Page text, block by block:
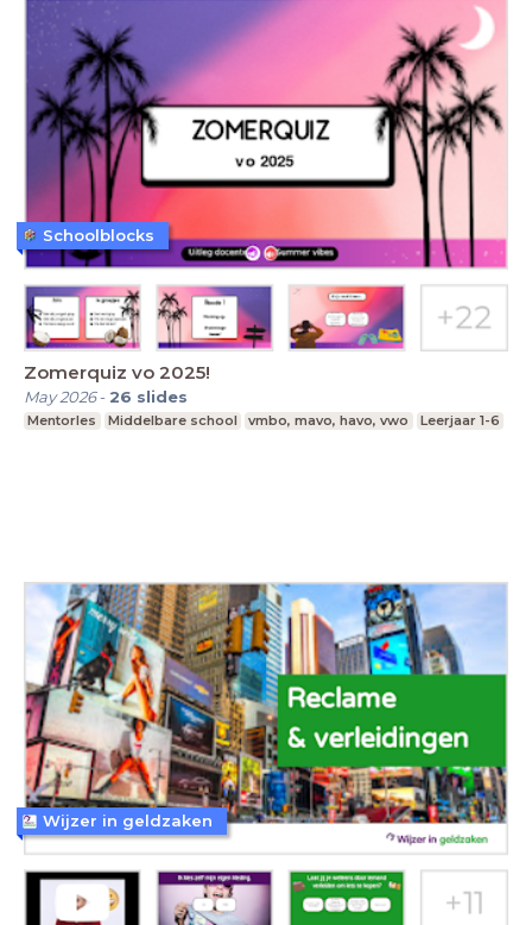
Zomerquiz vo 2025!
May 2026- 26 slides
Mentorles Middelbare school vmbo, mavo, havo, vwo Leerjaar 1-6
Schoolblocks
Wijzer in geldzaken